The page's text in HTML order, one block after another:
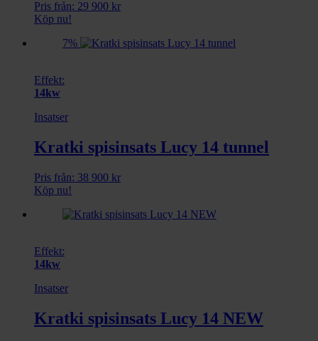
Pris från: 29 900 kr
Köp nu!
7%
Effekt:
14kw
Insatser
Kratki spisinsats Lucy 14 tunnel
Pris från: 38 900 kr
Köp nu!
Effekt:
14kw
Insatser
Kratki spisinsats Lucy 14 NEW